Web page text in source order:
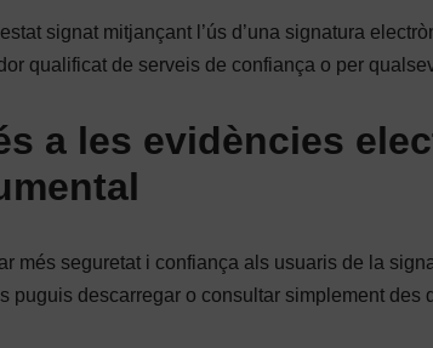
signat mitjançant l’ús d’una signatura
qualificat de serveis de confiança o per
a les evidències
més seguretat i confiança als usuaris de la
puguis descarregar o consultar simplement des